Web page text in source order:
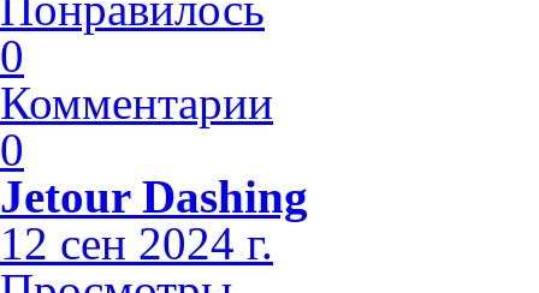
0
Комментарии
0
Jetour Dashing
12 сен 2024 г.